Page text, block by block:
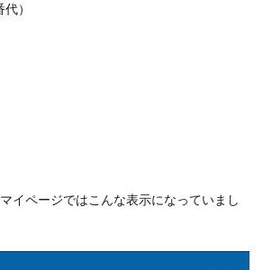
）
イページではこんな表示になっていまし